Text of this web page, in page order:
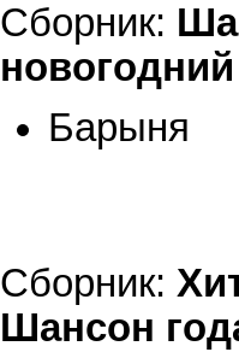
Сборник:
Барыня
Сборник:
Шансон